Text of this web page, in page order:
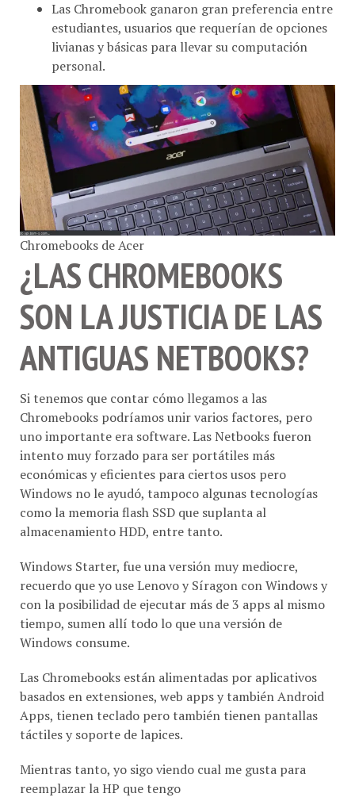
estudiantes, usuarios que requerían de opciones
livianas y básicas para llevar su computación
personal.
Chromebooks de Acer
¿LAS CHROMEBOOKS
SON LA JUSTICIA DE LAS
ANTIGUAS NETBOOKS?
Chromebooks podríamos unir varios factores, pero
uno importante era software. Las Netbooks fueron
intento muy forzado para ser portátiles más
económicas y eficientes para ciertos usos pero
Windows no le ayudó, tampoco algunas tecnologías
como la memoria flash SSD que suplanta al
almacenamiento HDD, entre tanto.
recuerdo que yo use Lenovo y Síragon con Windows y
con la posibilidad de ejecutar más de 3 apps al mismo
tiempo, sumen allí todo lo que una versión de
Windows consume.
basados en extensiones, web apps y también Android
Apps, tienen teclado pero también tienen pantallas
táctiles y soporte de lapices.
reemplazar la HP que tengo